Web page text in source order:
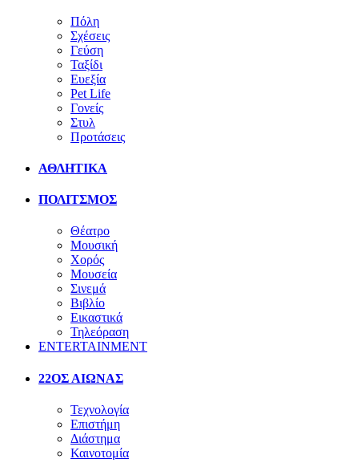
Πόλη
Σχέσεις
Γεύση
Ταξίδι
Ευεξία
Pet Life
Γονείς
Στυλ
Προτάσεις
ΑΘΛΗΤΙΚΑ
ΠΟΛΙΤΣΜΟΣ
Θέατρο
Μουσική
Χορός
Μουσεία
Σινεμά
Βιβλίο
Εικαστικά
Τηλεόραση
ENTERTAINMENT
22ΟΣ ΑΙΩΝΑΣ
Τεχνολογία
Επιστήμη
Διάστημα
Καινοτομία